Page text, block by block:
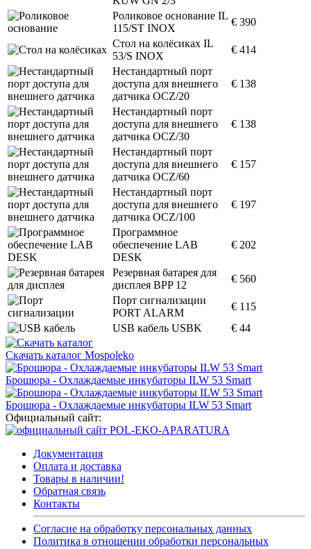
Роликовое основание IL
115/ST INOX
€ 390
Стол на колёсиках IL
53/S INOX
€ 414
Нестандартный порт
доступа для внешнего
датчика OCZ/20
€ 138
Нестандартный порт
доступа для внешнего
датчика OCZ/30
€ 138
Нестандартный порт
доступа для внешнего
датчика OCZ/60
€ 157
Нестандартный порт
доступа для внешнего
датчика OCZ/100
€ 197
Программное
обеспечение LAB
DESK
€ 202
Резервная батарея для
дисплея BPP 12
€ 560
Порт сигнализации
PORT ALARM
€ 115
USB кабель USBK
€ 44
Скачать каталог Mospoleko
Брошюра - Охлаждаемые инкубаторы ILW 53 Smart
Брошюра - Охлаждаемые инкубаторы ILW 53 Smart
Официальный сайт:
Документация
Оплата и доставка
Товары в наличии!
Обратная связь
Контакты
Согласие на обработку персональных данных
Политика в отношении обработки персональных